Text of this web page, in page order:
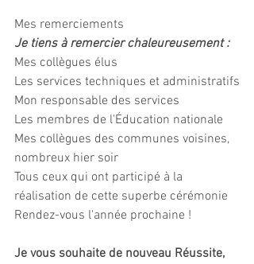
Mes remerciements
Je tiens à remercier chaleureusement :
Mes collègues élus
Les services techniques et administratifs
Mon responsable des services
Les membres de l'Éducation nationale
Mes collègues des communes voisines,
nombreux hier soir
Tous ceux qui ont participé à la
réalisation de cette superbe cérémonie
Rendez-vous l'année prochaine !
Je vous souhaite de nouveau Réussite,